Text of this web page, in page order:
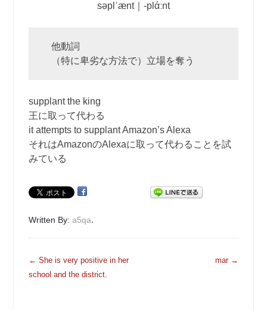
səplˈænt｜‐plάːnt
他動詞
（特に卑劣な方法で）立場を奪う
supplant the king
王に取って代わる
it attempts to supplant Amazon’s Alexa
それはAmazonのAlexaに取って代わることを試
みている
Written By:a5qa.
投
稿
← She is very positive in her
school and the district.
mar →